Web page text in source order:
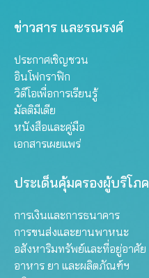
ข่าวสาร และรณรงค์
ประกาศเชิญชวน
อินโฟกราฟิก
วิดีโอเพื่อการเรียนรู้
มัลติมีเดีย
หนังสือและคู่มือ
เอกสารเผยแพร่
ประเด็นคุ้มครองผู้บริโภค
การเงินและการธนาคาร
การขนส่งและยานพาหนะ
อสังหาริมทรัพย์และที่อยู่อาศัย
อาหาร ยา และผลิตภัณฑ์ฯ